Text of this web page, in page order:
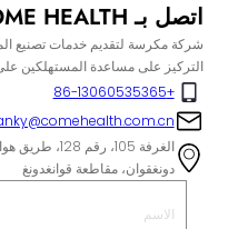
اتصل بـ COME HEALTH
شركة مكرسة لتقديم خدمات تصنيع
التركيز على مساعدة المستهلكين
+86-13060535365
الغرفة 105،
دونغقوان، مقاطعة قوانغدونغ